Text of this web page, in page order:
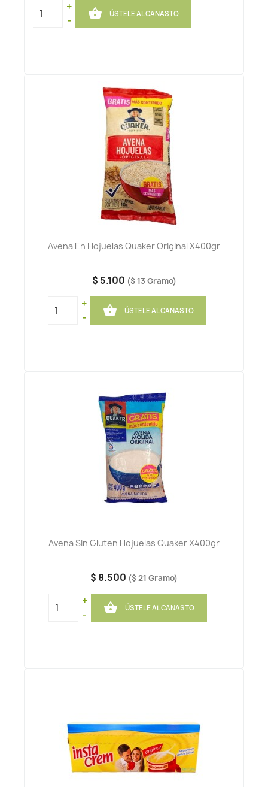
+
-
 ÚSTELE AL CANASTO
Avena En Hojuelas Quaker Original X400gr
$ 5.100 ($ 13 Gramo)
+
-
 ÚSTELE AL CANASTO
Avena Sin Gluten Hojuelas Quaker X400gr
$ 8.500 ($ 21 Gramo)
+
-
 ÚSTELE AL CANASTO